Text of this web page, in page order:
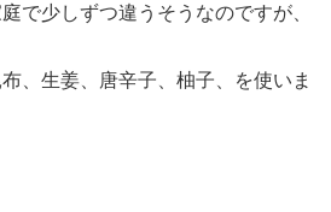
で少しずつ違うそうなのですが、
、生姜、唐辛子、柚子、を使いま